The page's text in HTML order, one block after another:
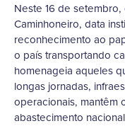
Neste 16 de
Caminhoneiro, data
reconhecimento ao
o país transportando
homenageia aqueles
longas jornadas,
operacionais, mantêm
abastecimento